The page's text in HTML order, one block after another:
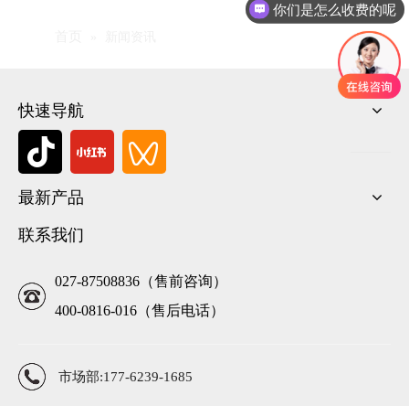
快速导航
最新产品
联系我们
027-87508836（售前咨询）
400-0816-016（售后电话）
市场部:177-6239-1685
你们是怎么收费的呢